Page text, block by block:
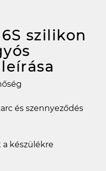
szilikon
leírása
és szennyeződés
készülékre